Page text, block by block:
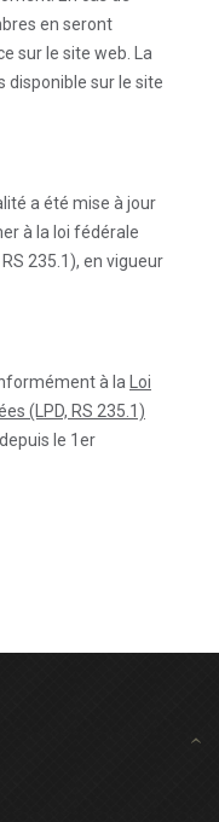
en seront
sur le site web. La
disponible sur le site
a été mise à jour
à la loi fédérale
235.1), en vigueur
à la Loi
(LPD, RS 235.1)
le 1er